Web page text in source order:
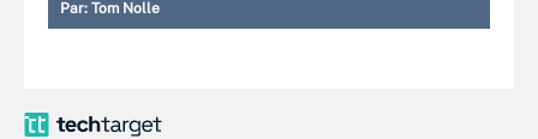
Par: Tom Nolle